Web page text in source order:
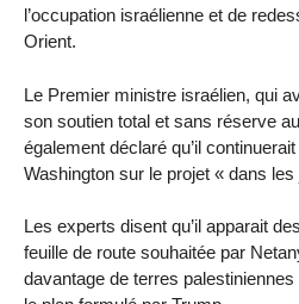
l’occupation israélienne et de
Orient.
Le Premier ministre israélien, qui
son soutien total et sans réserve
également déclaré qu’il
Washington sur le projet « dans
Les experts disent qu’il apparait
feuille de route souhaitée par
davantage de terres